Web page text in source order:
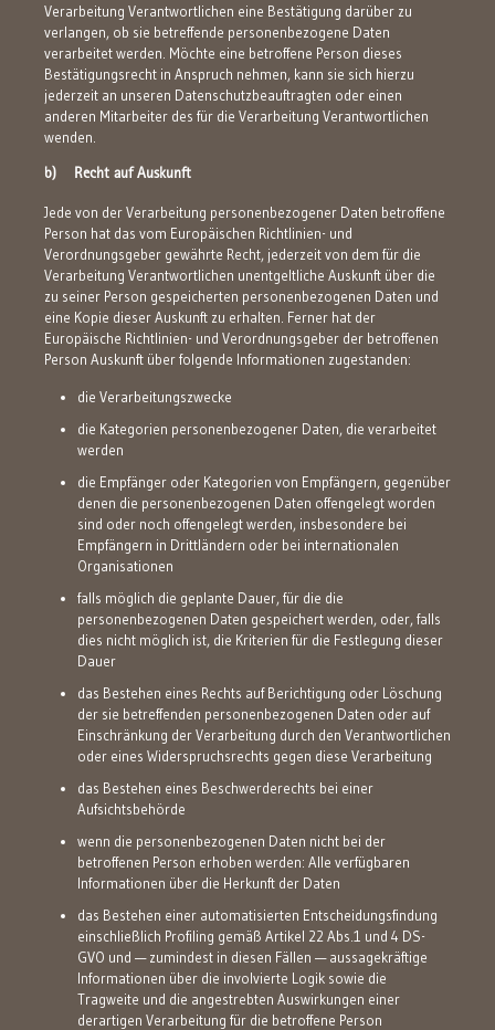
Verarbeitung Verantwortlichen eine Bestätigung darüber zu
verlangen, ob sie betreffende personenbezogene Daten
verarbeitet werden. Möchte eine betroffene Person dieses
Bestätigungsrecht in Anspruch nehmen, kann sie sich hierzu
jederzeit an unseren Datenschutzbeauftragten oder einen
anderen Mitarbeiter des für die Verarbeitung Verantwortlichen
wenden.
b) Recht auf Auskunft
Jede von der Verarbeitung personenbezogener Daten betroffene
Person hat das vom Europäischen Richtlinien- und
Verordnungsgeber gewährte Recht, jederzeit von dem für die
Verarbeitung Verantwortlichen unentgeltliche Auskunft über die
zu seiner Person gespeicherten personenbezogenen Daten und
eine Kopie dieser Auskunft zu erhalten. Ferner hat der
Europäische Richtlinien- und Verordnungsgeber der betroffenen
Person Auskunft über folgende Informationen zugestanden:
die Verarbeitungszwecke
die Kategorien personenbezogener Daten, die verarbeitet
werden
die Empfänger oder Kategorien von Empfängern, gegenüber
denen die personenbezogenen Daten offengelegt worden
sind oder noch offengelegt werden, insbesondere bei
Empfängern in Drittländern oder bei internationalen
Organisationen
falls möglich die geplante Dauer, für die die
personenbezogenen Daten gespeichert werden, oder, falls
dies nicht möglich ist, die Kriterien für die Festlegung dieser
Dauer
das Bestehen eines Rechts auf Berichtigung oder Löschung
der sie betreffenden personenbezogenen Daten oder auf
Einschränkung der Verarbeitung durch den Verantwortlichen
oder eines Widerspruchsrechts gegen diese Verarbeitung
das Bestehen eines Beschwerderechts bei einer
Aufsichtsbehörde
wenn die personenbezogenen Daten nicht bei der
betroffenen Person erhoben werden: Alle verfügbaren
Informationen über die Herkunft der Daten
das Bestehen einer automatisierten Entscheidungsfindung
einschließlich Profiling gemäß Artikel 22 Abs.1 und 4 DS-
GVO und — zumindest in diesen Fällen — aussagekräftige
Informationen über die involvierte Logik sowie die
Tragweite und die angestrebten Auswirkungen einer
derartigen Verarbeitung für die betroffene Person